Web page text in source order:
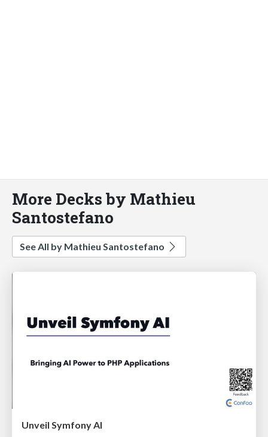
More Decks by Mathieu
Santostefano
See All by Mathieu Santostefano
Unveil Symfony AI